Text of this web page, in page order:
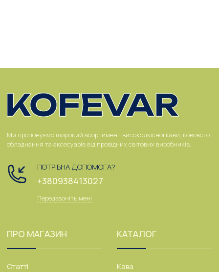
Ми пропонуємо широкий асортимент високоякісної кави, ковового
обладнання та аксесуарів від провідних світових виробників.
ПОТРІБНА ДОПОМОГА?
+380938413027
Передзвоніть мені
ПРО МАГАЗИН
Статті
КАТАЛОГ
Кава